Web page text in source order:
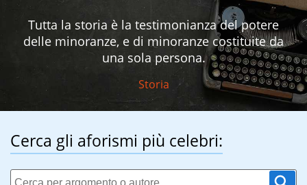
Tutta la storia è la testimonianza del potere
delle minoranze, e di minoranze costituite da
una sola persona.
Storia
Cerca gli aforismi più celebri: